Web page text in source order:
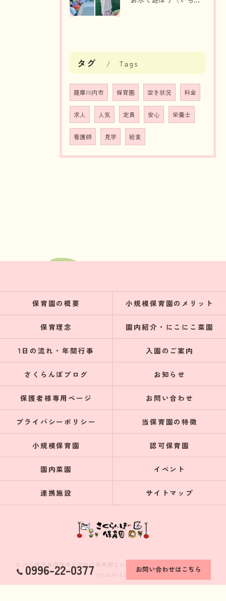
タグ Tags
薩摩川内市 保育園 空き状況 料金
求人 人気 定員 安心 栄養士
看護師 見学 給食
0996-22-0377 お問い合わせはこちら
保育園の概要 小規模保育園のメリット
保育理念 園内紹介・にこにこ菜園
1日の流れ・年間行事 入園のご案内
さくらんぼブログ お知らせ
保護者様専用ページ お問い合わせ
プライバシーポリシー 当保育園の特徴
小規模保育園 認可保育園
園内菜園 イベント
連携施設 サイトマップ
© 2026 鹿児島県薩摩川内市の保育園ならさくらんぼ保育園 ALL RIGHTS
RESERVED.